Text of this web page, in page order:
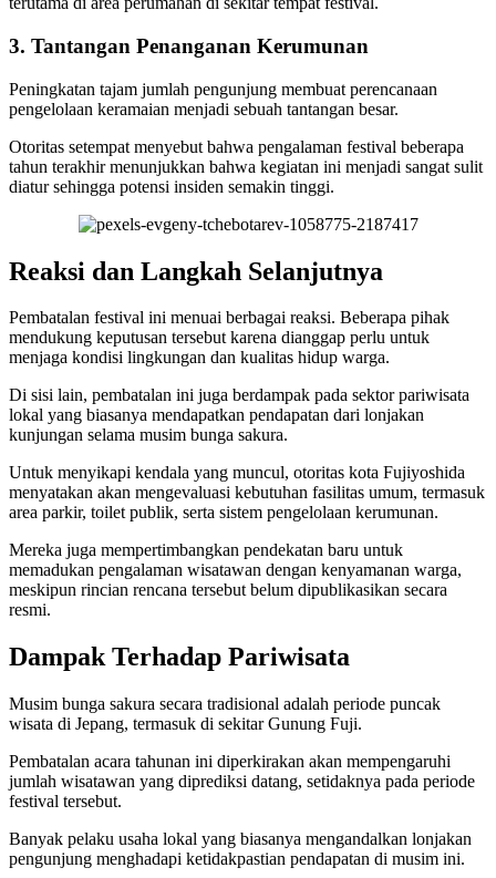
3. Tantangan Penanganan Kerumunan
Peningkatan tajam jumlah pengunjung membuat perencanaan
pengelolaan keramaian menjadi sebuah tantangan besar.
Otoritas setempat menyebut bahwa pengalaman festival beberapa
tahun terakhir menunjukkan bahwa kegiatan ini menjadi sangat sulit
diatur sehingga potensi insiden semakin tinggi.
Reaksi dan Langkah Selanjutnya
Pembatalan festival ini menuai berbagai reaksi. Beberapa pihak
mendukung keputusan tersebut karena dianggap perlu untuk
menjaga kondisi lingkungan dan kualitas hidup warga.
Di sisi lain, pembatalan ini juga berdampak pada sektor pariwisata
lokal yang biasanya mendapatkan pendapatan dari lonjakan
kunjungan selama musim bunga sakura.
Untuk menyikapi kendala yang muncul, otoritas kota Fujiyoshida
menyatakan akan mengevaluasi kebutuhan fasilitas umum, termasuk
area parkir, toilet publik, serta sistem pengelolaan kerumunan.
Mereka juga mempertimbangkan pendekatan baru untuk
memadukan pengalaman wisatawan dengan kenyamanan warga,
meskipun rincian rencana tersebut belum dipublikasikan secara
resmi.
Dampak Terhadap Pariwisata
Musim bunga sakura secara tradisional adalah periode puncak
wisata di Jepang, termasuk di sekitar Gunung Fuji.
Pembatalan acara tahunan ini diperkirakan akan mempengaruhi
jumlah wisatawan yang diprediksi datang, setidaknya pada periode
festival tersebut.
Banyak pelaku usaha lokal yang biasanya mengandalkan lonjakan
pengunjung menghadapi ketidakpastian pendapatan di musim ini.